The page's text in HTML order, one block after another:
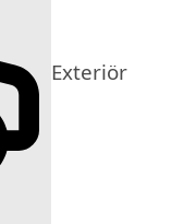
Exteriör